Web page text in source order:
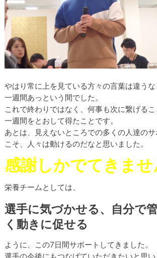
やはり常に上を見ている方々の言葉は違うな
一週間あっという間でした。
これで終わりではなく、何事も次に繋げる
一週間をとおして得たことです。
あとは、見えないところでの多くの人達の
こそ、人々は動けるのだなと思いました。
感謝しかでてきませ
栄養チームとしては、
選手に気づかせる、自分で
く動きに促せる
ように、この7日間サポートしてきました。
選手の今後にもつなげていただきたいと思い